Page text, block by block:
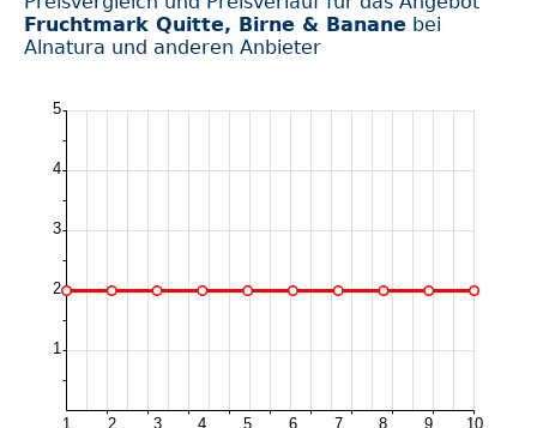
Fruchtmark Quitte, Birne & Banane bei
Alnatura und anderen Anbieter